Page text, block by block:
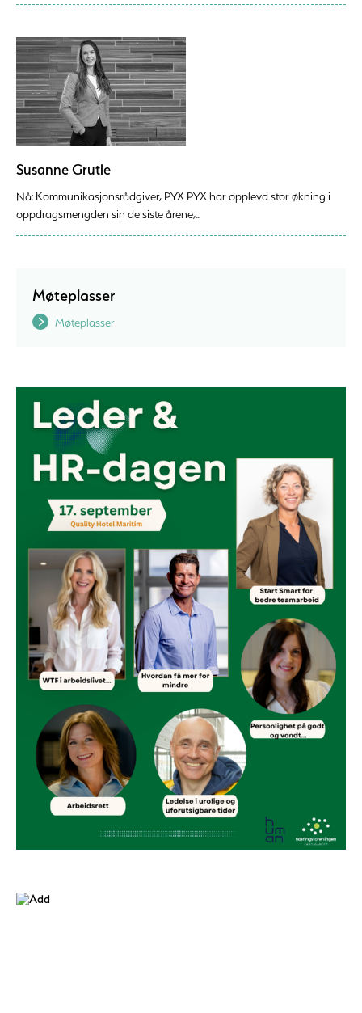
Susanne Grutle
Nå: Kommunikasjonsrådgiver, PYX PYX har opplevd stor økning i
oppdragsmengden sin de siste årene,...
Møteplasser
Møteplasser